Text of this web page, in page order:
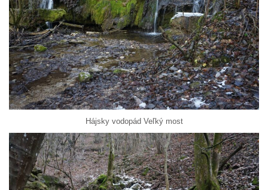
Hájsky vodopád Veľký most